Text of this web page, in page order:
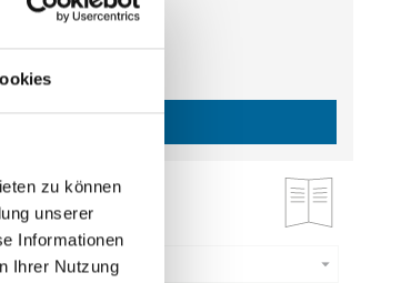
zu können
unserer
Informationen
Ihrer Nutzung
eingeben